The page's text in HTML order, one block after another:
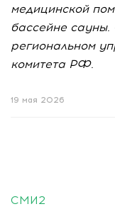
медицинской
бассейне
региональном
комитета РФ.
19 мая 2026
СМИ2